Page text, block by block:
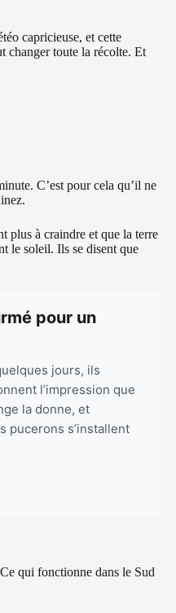
capricieuse, et cette
changer toute la récolte. Et
C’est pour cela qu’il ne
plus à craindre et que la terre
le soleil. Ils se disent que
pour un
jours, ils
l’impression que
la donne, et
pucerons s’installent
qui fonctionne dans le Sud